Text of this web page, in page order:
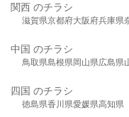
関西 のチラシ
滋賀県京都府大阪府兵庫県
中国 のチラシ
鳥取県島根県岡山県広島県
四国 のチラシ
徳島県香川県愛媛県高知県